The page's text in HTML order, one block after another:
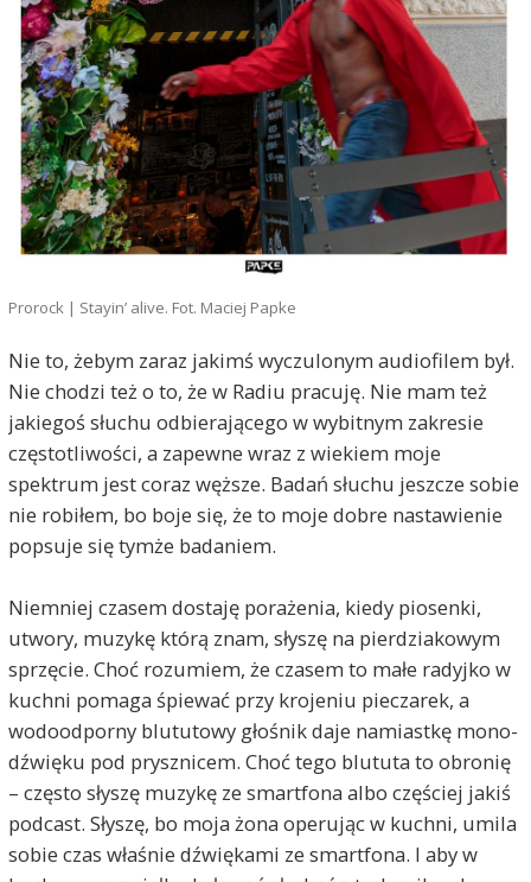
Prorock | Stayin’ alive. Fot. Maciej Papke
Nie to, żebym zaraz jakimś wyczulonym audiofilem był.
Nie chodzi też o to, że w Radiu pracuję. Nie mam też
jakiegoś słuchu odbierającego w wybitnym zakresie
częstotliwości, a zapewne wraz z wiekiem moje
spektrum jest coraz węższe. Badań słuchu jeszcze sobie
nie robiłem, bo boje się, że to moje dobre nastawienie
popsuje się tymże badaniem.
Niemniej czasem dostaję porażenia, kiedy piosenki,
utwory, muzykę którą znam, słyszę na pierdziakowym
sprzęcie. Choć rozumiem, że czasem to małe radyjko w
kuchni pomaga śpiewać przy krojeniu pieczarek, a
wodoodporny blututowy głośnik daje namiastkę mono-
dźwięku pod prysznicem. Choć tego blututa to obronię
– często słyszę muzykę ze smartfona albo częściej jakiś
podcast. Słyszę, bo moja żona operując w kuchni, umila
sobie czas właśnie dźwiękami ze smartfona. I aby w